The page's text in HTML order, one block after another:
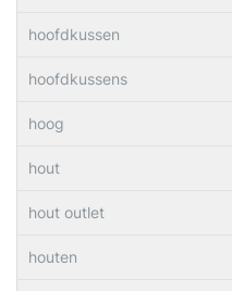
hoofdkussen
hoofdkussens
hoog
hout
hout outlet
houten